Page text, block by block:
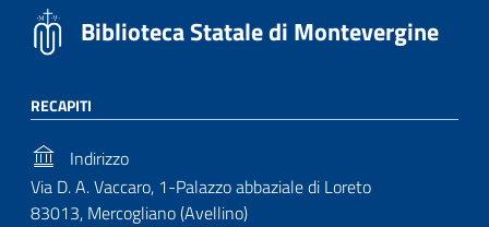
Biblioteca Statale di Montevergine
RECAPITI
Indirizzo
Via D. A. Vaccaro, 1-Palazzo abbaziale di Loreto
83013, Mercogliano (Avellino)